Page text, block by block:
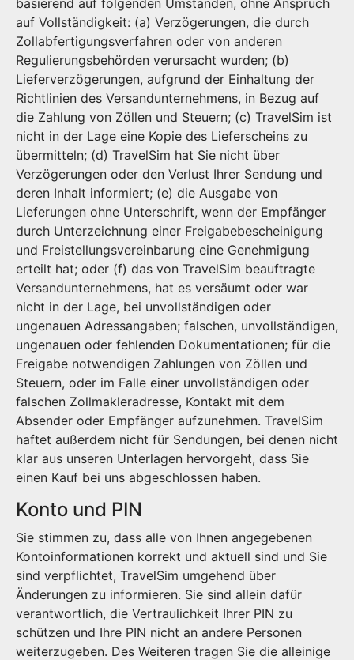
basierend auf folgenden Umständen, ohne Anspruch
auf Vollständigkeit: (a) Verzögerungen, die durch
Zollabfertigungsverfahren oder von anderen
Regulierungsbehörden verursacht wurden; (b)
Lieferverzögerungen, aufgrund der Einhaltung der
Richtlinien des Versandunternehmens, in Bezug auf
die Zahlung von Zöllen und Steuern; (c) TravelSim ist
nicht in der Lage eine Kopie des Lieferscheins zu
übermitteln; (d) TravelSim hat Sie nicht über
Verzögerungen oder den Verlust Ihrer Sendung und
deren Inhalt informiert; (e) die Ausgabe von
Lieferungen ohne Unterschrift, wenn der Empfänger
durch Unterzeichnung einer Freigabebescheinigung
und Freistellungsvereinbarung eine Genehmigung
erteilt hat; oder (f) das von TravelSim beauftragte
Versandunternehmens, hat es versäumt oder war
nicht in der Lage, bei unvollständigen oder
ungenauen Adressangaben; falschen, unvollständigen,
ungenauen oder fehlenden Dokumentationen; für die
Freigabe notwendigen Zahlungen von Zöllen und
Steuern, oder im Falle einer unvollständigen oder
falschen Zollmakleradresse, Kontakt mit dem
Absender oder Empfänger aufzunehmen. TravelSim
haftet außerdem nicht für Sendungen, bei denen nicht
klar aus unseren Unterlagen hervorgeht, dass Sie
einen Kauf bei uns abgeschlossen haben.
Konto und PIN
Sie stimmen zu, dass alle von Ihnen angegebenen
Kontoinformationen korrekt und aktuell sind und Sie
sind verpflichtet, TravelSim umgehend über
Änderungen zu informieren. Sie sind allein dafür
verantwortlich, die Vertraulichkeit Ihrer PIN zu
schützen und Ihre PIN nicht an andere Personen
weiterzugeben. Des Weiteren tragen Sie die alleinige